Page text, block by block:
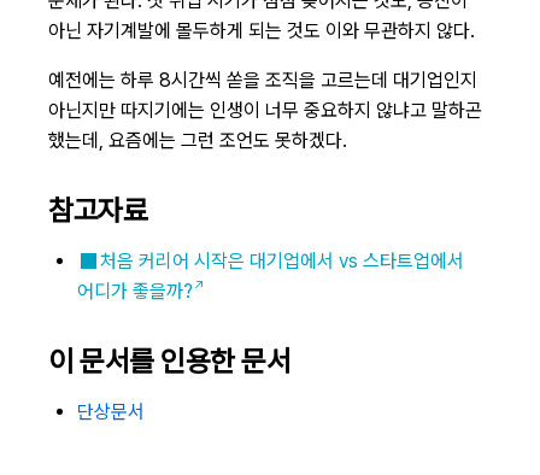
아닌 자기계발에 몰두하게 되는 것도 이와 무관하지 않다.
예전에는 하루 8시간씩 쏟을 조직을 고르는데 대기업인지
아닌지만 따지기에는 인생이 너무 중요하지 않냐고 말하곤
했는데, 요즘에는 그런 조언도 못하겠다.
참고자료
처음 커리어 시작은 대기업에서 vs 스타트업에서
어디가 좋을까?
이 문서를 인용한 문서
단상문서